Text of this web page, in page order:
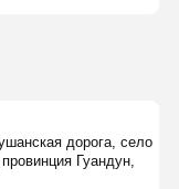
дорога, село
Гуандун,